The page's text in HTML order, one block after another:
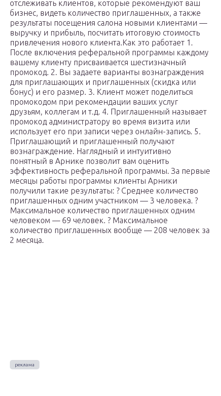
отслеживать клиентов, которые рекомендуют ваш
бизнес, видеть количество приглашенных, а также
результаты посещения салона новыми клиентами —
выручку и прибыль, посчитать итоговую стоимость
привлечения нового клиента.Как это работает 1.
После включения реферальной программы каждому
вашему клиенту присваивается шестизначный
промокод. 2. Вы задаете варианты вознаграждения
для приглашающих и приглашенных (скидка или
бонус) и его размер. 3. Клиент может поделиться
промокодом при рекомендации ваших услуг
друзьям, коллегам и т.д. 4. Приглашенный называет
промокод администратору во время визита или
использует его при записи через онлайн-запись. 5.
Приглашающий и приглашенный получают
вознаграждение. Наглядный и интуитивно
понятный в Арнике позволит вам оценить
эффективность реферальной программы. За первые
месяцы работы программы клиенты Арники
получили такие результаты: ? Среднее количество
приглашенных одним участником — 3 человека. ?
Максимальное количество приглашенных одним
человеком — 69 человек. ? Максимальное
количество приглашенных вообще — 208 человек за
2 месяца.